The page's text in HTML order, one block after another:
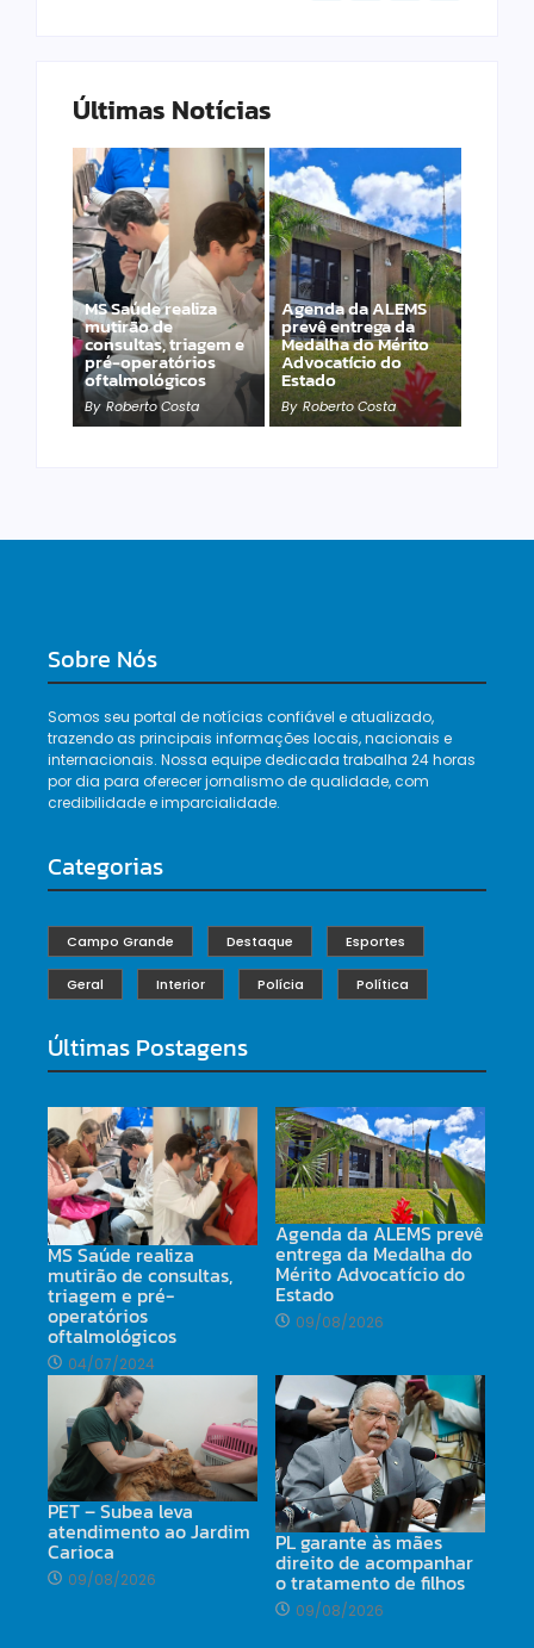
Últimas Notícias
MS Saúde realiza
mutirão de
consultas, triagem e
pré-operatórios
oftalmológicos
By Roberto Costa
Agenda da ALEMS
prevê entrega da
Medalha do Mérito
Advocatício do
Estado
By Roberto Costa
PET – Subea leva
atendimento ao
Jardim Carioca
By Roberto Costa
Sobre Nós
Somos seu portal de notícias confiável e atualizado,
trazendo as principais informações locais, nacionais e
internacionais. Nossa equipe dedicada trabalha 24 horas
por dia para oferecer jornalismo de qualidade, com
credibilidade e imparcialidade.
Categorias
Campo Grande Destaque Esportes
Geral Interior Polícia Política
Últimas Postagens
MS Saúde realiza
mutirão de consultas,
triagem e pré-
operatórios
oftalmológicos
04/07/2024
Agenda da ALEMS prevê
entrega da Medalha do
Mérito Advocatício do
Estado
09/08/2026
PET – Subea leva
atendimento ao Jardim
Carioca
09/08/2026
PL garante às mães
direito de acompanhar
o tratamento de filhos
09/08/2026